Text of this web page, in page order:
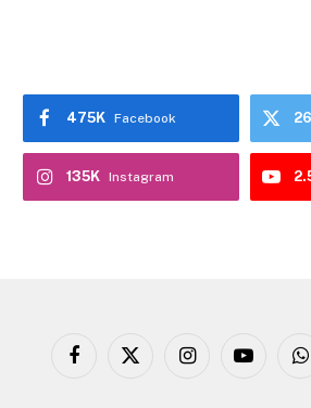
Facebook
475K
Instagram
135K
Facebook
X
InstagramYouTube